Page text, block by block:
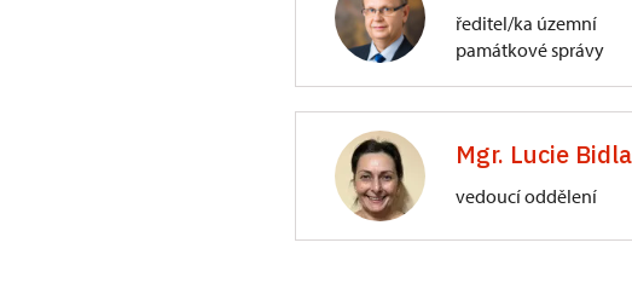
ředitel/ka územní
památkové správy
3/, Sychrov 3Mgr. Lucie
vedoucí oddělení